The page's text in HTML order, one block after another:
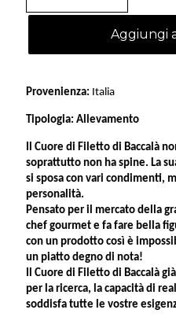
quantità
Aggiungi
Provenienza: Italia
Tipologia: Allevamento
Il Cuore di Filetto di Baccalà
soprattutto non ha spine. La
si sposa con vari condimenti,
personalità.
Pensato per il mercato della
chef gourmet e fa fare bella
con un prodotto così è
un piatto degno di nota!
Il Cuore di Filetto di Baccalà
per la ricerca, la capacità di
soddisfa tutte le vostre